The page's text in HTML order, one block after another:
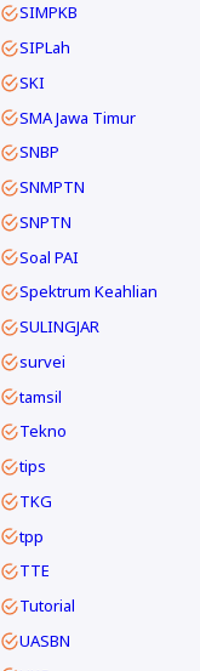
SIMPKB
SIPLah
SKI
SMA Jawa Timur
SNBP
SNMPTN
SNPTN
Soal PAI
Spektrum Keahlian
SULINGJAR
survei
tamsil
Tekno
tips
TKG
tpp
TTE
Tutorial
UASBN